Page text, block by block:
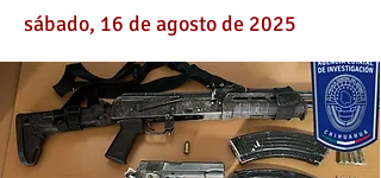
sábado, 16 de agosto de 2025